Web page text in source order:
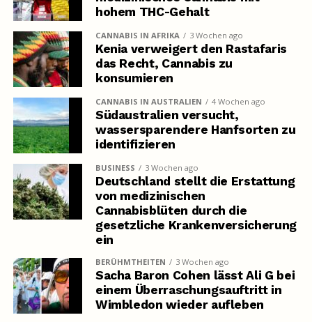
hohem THC-Gehalt
CANNABIS IN AFRIKA 3 Wochen ago
Kenia verweigert den Rastafaris
das Recht, Cannabis zu
konsumieren
CANNABIS IN AUSTRALIEN 4 Wochen ago
Südaustralien versucht,
wassersparendere Hanfsorten zu
identifizieren
BUSINESS 3 Wochen ago
Deutschland stellt die Erstattung
von medizinischen
Cannabisblüten durch die
gesetzliche Krankenversicherung
ein
BERÜHMTHEITEN 3 Wochen ago
Sacha Baron Cohen lässt Ali G bei
einem Überraschungsauftritt in
Wimbledon wieder aufleben